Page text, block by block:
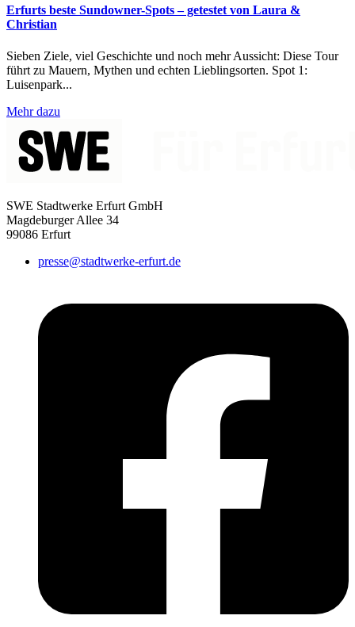
Erfurts beste Sundowner-Spots – getestet von Laura &
Christian
Sieben Ziele, viel Geschichte und noch mehr Aussicht: Diese Tour
führt zu Mauern, Mythen und echten Lieblingsorten. Spot 1:
Luisenpark...
Mehr dazu
SWE Stadtwerke Erfurt GmbH
Magdeburger Allee 34
99086 Erfurt
presse@stadtwerke-erfurt.de